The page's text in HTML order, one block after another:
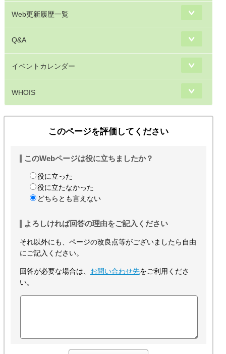
Web更新履歴一覧
Q&A
イベントカレンダー
WHOIS
このページを評価してください
このWebページは役に立ちましたか？
役に立った
役に立たなかった
どちらとも言えない
よろしければ回答の理由をご記入ください
それ以外にも、ページの改良点等がございましたら自由
にご記入ください。
回答が必要な場合は、 お問い合わせ先をご利用くださ
い。